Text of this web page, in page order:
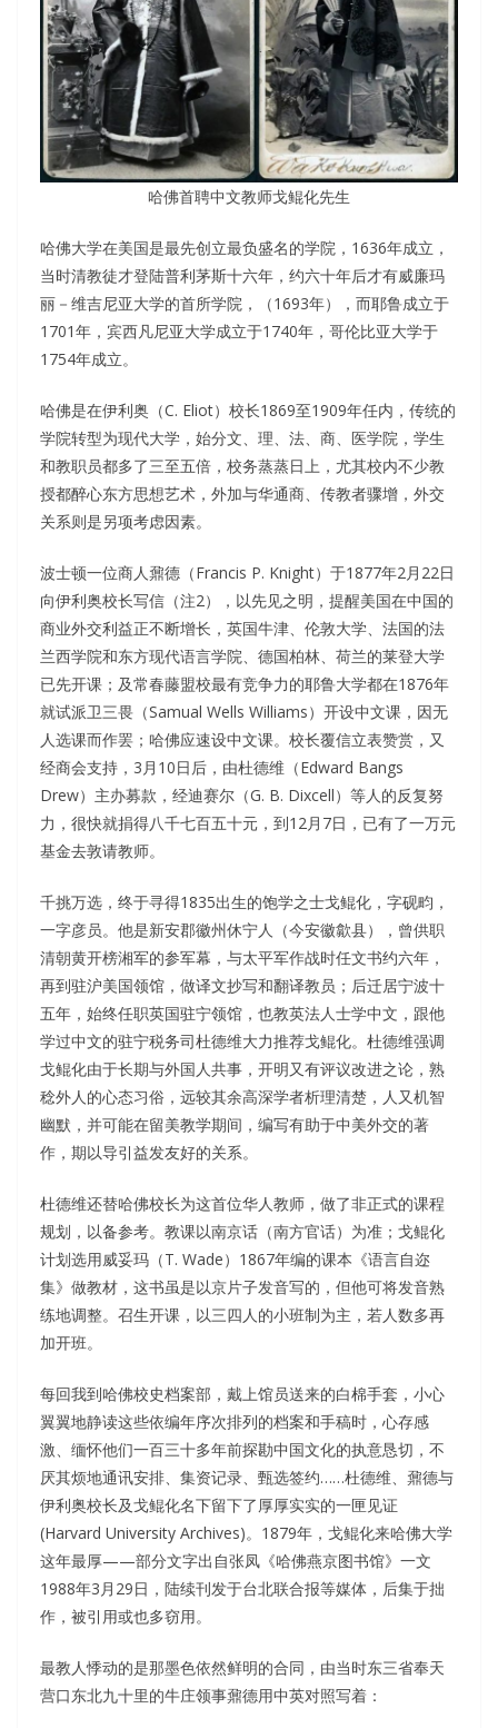
哈佛首聘中文教师戈鲲化先生
哈佛大学在美国是最先创立最负盛名的学院，1636年成立，
当时清教徒才登陆普利茅斯十六年，约六十年后才有威廉玛
丽－维吉尼亚大学的首所学院，（1693年），而耶鲁成立于
1701年，宾西凡尼亚大学成立于1740年，哥伦比亚大学于
1754年成立。
哈佛是在伊利奥（C. Eliot）校长1869至1909年任内，传统的
学院转型为现代大学，始分文、理、法、商、医学院，学生
和教职员都多了三至五倍，校务蒸蒸日上，尤其校内不少教
授都醉心东方思想艺术，外加与华通商、传教者骤增，外交
关系则是另项考虑因素。
波士顿一位商人鼐德（Francis P. Knight）于1877年2月22日
向伊利奥校长写信（注2），以先见之明，提醒美国在中国的
商业外交利益正不断增长，英国牛津、伦敦大学、法国的法
兰西学院和东方现代语言学院、德国柏林、荷兰的莱登大学
已先开课；及常春藤盟校最有竞争力的耶鲁大学都在1876年
就试派卫三畏（Samual Wells Williams）开设中文课，因无
人选课而作罢；哈佛应速设中文课。校长覆信立表赞赏，又
经商会支持，3月10日后，由杜德维（Edward Bangs
Drew）主办募款，经迪赛尔（G. B. Dixcell）等人的反复努
力，很快就捐得八千七百五十元，到12月7日，已有了一万元
基金去敦请教师。
千挑万选，终于寻得1835出生的饱学之士戈鲲化，字砚畇，
一字彦员。他是新安郡徽州休宁人（今安徽歙县），曾供职
清朝黄开榜湘军的参军幕，与太平军作战时任文书约六年，
再到驻沪美国领馆，做译文抄写和翻译教员；后迁居宁波十
五年，始终任职英国驻宁领馆，也教英法人士学中文，跟他
学过中文的驻宁税务司杜德维大力推荐戈鲲化。杜德维强调
戈鲲化由于长期与外国人共事，开明又有评议改进之论，熟
稔外人的心态习俗，远较其余高深学者析理清楚，人又机智
幽默，并可能在留美教学期间，编写有助于中美外交的著
作，期以导引益发友好的关系。
杜德维还替哈佛校长为这首位华人教师，做了非正式的课程
规划，以备参考。教课以南京话（南方官话）为准；戈鲲化
计划选用威妥玛（T. Wade）1867年编的课本《语言自迩
集》做教材，这书虽是以京片子发音写的，但他可将发音熟
练地调整。召生开课，以三四人的小班制为主，若人数多再
加开班。
每回我到哈佛校史档案部，戴上馆员送来的白棉手套，小心
翼翼地静读这些依编年序次排列的档案和手稿时，心存感
激、缅怀他们一百三十多年前探勘中国文化的执意恳切，不
厌其烦地通讯安排、集资记录、甄选签约……杜德维、鼐德与
伊利奥校长及戈鲲化名下留下了厚厚实实的一匣见证
(Harvard University Archives)。1879年，戈鲲化来哈佛大学
这年最厚——部分文字出自张凤《哈佛燕京图书馆》一文
1988年3月29日，陆续刊发于台北联合报等媒体，后集于拙
作，被引用或也多窃用。
最教人悸动的是那墨色依然鲜明的合同，由当时东三省奉天
营口东北九十里的牛庄领事鼐德用中英对照写着：